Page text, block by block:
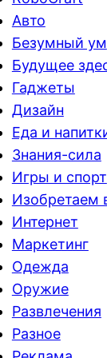
Авто
Безумный ум
Будущее
Гаджеты
Дизайн
Еда и
Знания-сила
Игры и спорт
Изобретаем
Интернет
Маркетинг
Одежда
Оружие
Развлечения
Разное